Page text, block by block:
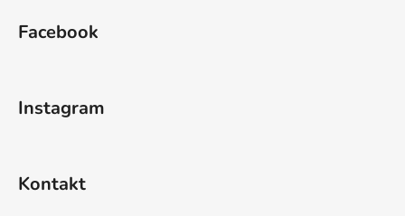
Facebook
Instagram
Kontakt